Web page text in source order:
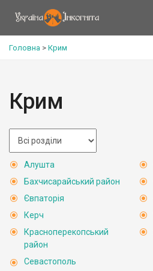
Головна > Крим
Крим
Алушта
Бахчисарайський район
Євпаторія
Керч
Красноперекопський
район
Севастополь